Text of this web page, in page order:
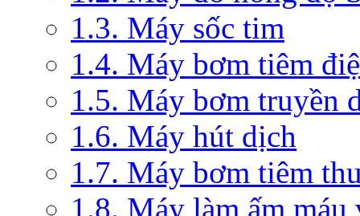
1.3. Máy sốc tim
1.4. Máy bơm tiêm
1.5. Máy bơm truyền
1.6. Máy hút dịch
1.7. Máy bơm tiêm
1.8. Máy làm ấm